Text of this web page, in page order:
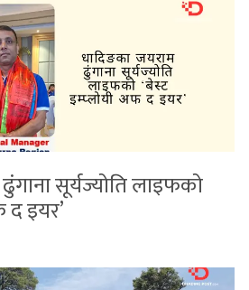
सूर्यज्योति लाइफको
द इयर’